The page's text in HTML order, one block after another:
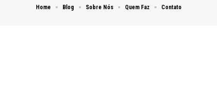
Home Blog Sobre Nós Quem Faz Contato